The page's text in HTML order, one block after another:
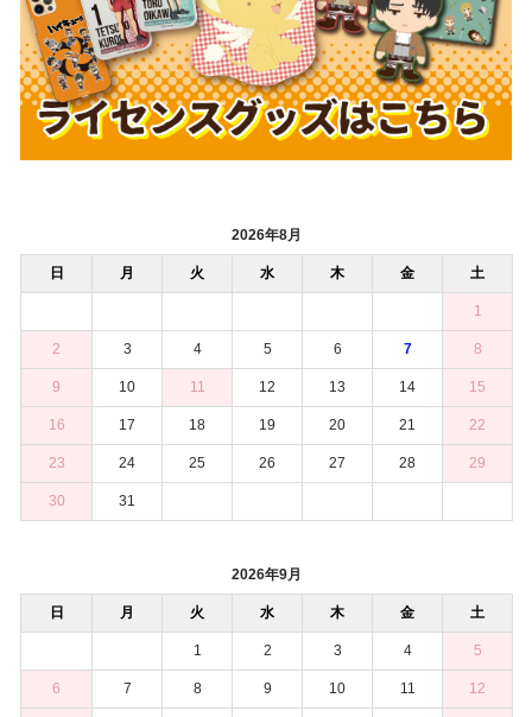
2026年8月
日 月 火 水 木 金 土
1
2 3 4 5 6 7 8
9 10 11 12 13 14 15
16 17 18 19 20 21 22
23 24 25 26 27 28 29
30 31
2026年9月
日 月 火 水 木 金 土
1 2 3 4 5
6 7 8 9 10 11 12